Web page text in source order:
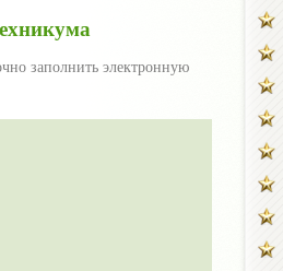
заполнить электронную